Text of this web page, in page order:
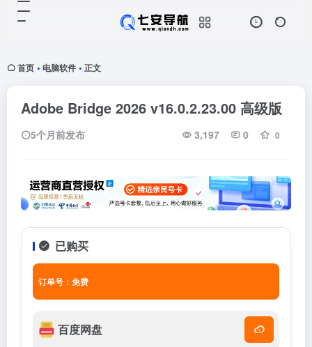
首页 • 电脑软件 • 正文
Adobe Bridge 2026 v16.0.2.23.00 高级版
5个月前发布 3,197 0 0
已购买
订单号：免费
百度网盘